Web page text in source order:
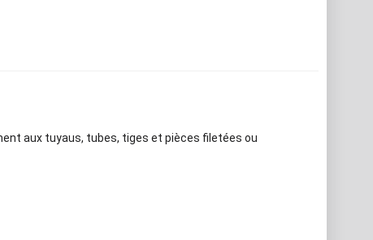
aux tuyaus, tubes, tiges et pièces filetées ou